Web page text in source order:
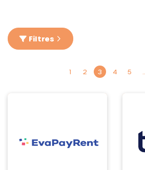
Filtres
1 2 3 4 5